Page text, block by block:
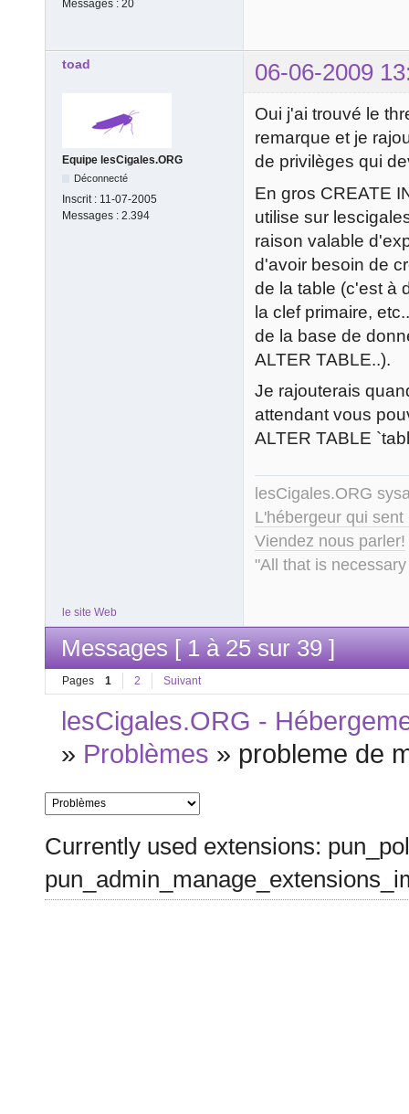
Messages : 20
toad 06-06-2009
Equipe lesCigales.ORG
Déconnecté
Inscrit : 11-07-2005
Messages : 2.394
Oui j'ai trouvé le
remarque et je
de privilèges qui
En gros CREATE
utilise sur
raison valable
d'avoir besoin de
de la table (c'est à
la clef primaire,
de la base de
ALTER TABLE..).
Je rajouterais
attendant vous
ALTER TABLE
lesCigales.ORG
L'hébergeur qui
Viendez nous parler!
"All that is
le site Web
Messages [ 1 à 25 sur 39 ]
Pages 1 2 Suivant
lesCigales.ORG -
» Problèmes » probleme de
Currently used extensions: